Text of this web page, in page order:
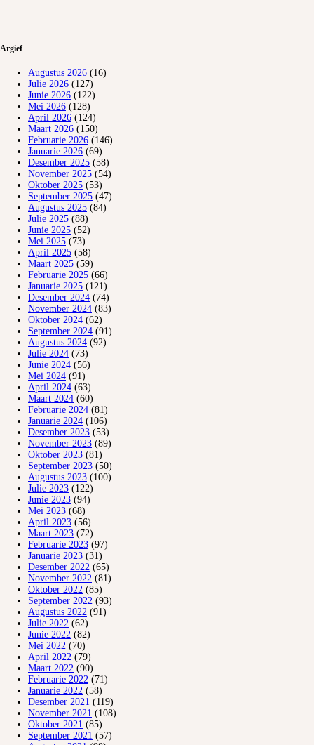
Argief
Augustus 2026 (16)
Julie 2026 (127)
Junie 2026 (122)
Mei 2026 (128)
April 2026 (124)
Maart 2026 (150)
Februarie 2026 (146)
Januarie 2026 (69)
Desember 2025 (58)
November 2025 (54)
Oktober 2025 (53)
September 2025 (47)
Augustus 2025 (84)
Julie 2025 (88)
Junie 2025 (52)
Mei 2025 (73)
April 2025 (58)
Maart 2025 (59)
Februarie 2025 (66)
Januarie 2025 (121)
Desember 2024 (74)
November 2024 (83)
Oktober 2024 (62)
September 2024 (91)
Augustus 2024 (92)
Julie 2024 (73)
Junie 2024 (56)
Mei 2024 (91)
April 2024 (63)
Maart 2024 (60)
Februarie 2024 (81)
Januarie 2024 (106)
Desember 2023 (53)
November 2023 (89)
Oktober 2023 (81)
September 2023 (50)
Augustus 2023 (100)
Julie 2023 (122)
Junie 2023 (94)
Mei 2023 (68)
April 2023 (56)
Maart 2023 (72)
Februarie 2023 (97)
Januarie 2023 (31)
Desember 2022 (65)
November 2022 (81)
Oktober 2022 (85)
September 2022 (93)
Augustus 2022 (91)
Julie 2022 (62)
Junie 2022 (82)
Mei 2022 (70)
April 2022 (79)
Maart 2022 (90)
Februarie 2022 (71)
Januarie 2022 (58)
Desember 2021 (119)
November 2021 (108)
Oktober 2021 (85)
September 2021 (57)